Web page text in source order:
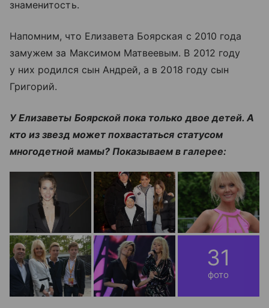
знаменитость.
Напомним, что Елизавета Боярская с 2010 года
замужем за Максимом Матвеевым. В 2012 году
у них родился сын Андрей, а в 2018 году сын
Григорий.
У Елизаветы Боярской пока только двое детей. А
кто из звезд может похвастаться статусом
многодетной мамы? Показываем в галерее:
31
фото